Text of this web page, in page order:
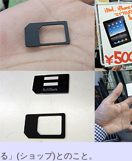
る」(ショップ)とのこと。